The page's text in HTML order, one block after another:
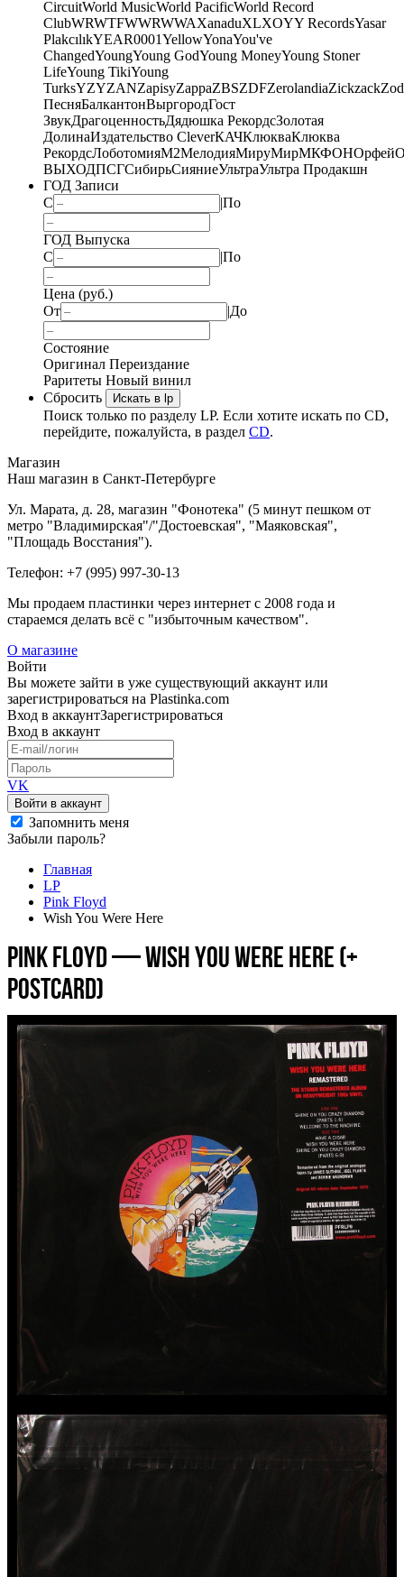
CircuitWorld MusicWorld PacificWorld Record
ClubWRWTFWWRWWAXanaduXLXOYY RecordsYasar
PlakcılıkYEAR0001YellowYonaYou've
ChangedYoungYoung GodYoung MoneyYoung Stoner
LifeYoung TikiYoung
TurksYZYZANZapisyZappaZBSZDFZerolandiaZickzack
ПесняБалкантонВыргородГост
ЗвукДрагоценностьДядюшка РекордсЗолотая
ДолинаИздательство CleverКАЧКлюкваКлюква
РекордсЛоботомияМ2МелодияМируМирМКФОНОрфей
ВЫХОДПСГСибирьСияниеУльтраУльтра Продакшн
ГОД Записи
С
|По
ГОД Выпуска
С
|По
Цена (руб.)
От
|До
Состояние
Оригинал Переиздание
Раритеты Новый винил
Сбросить
Искать в lp
Поиск только по разделу LP. Если хотите искать по CD,
перейдите, пожалуйста, в раздел CD.
Магазин
Наш магазин в Санкт-Петербурге
Ул. Марата, д. 28, магазин "Фонотека" (5 минут пешком от
метро "Владимирская"/"Достоевская", "Маяковская",
"Площадь Восстания").
Телефон: +7 (995) 997-30-13
Мы продаем пластинки через интернет c 2008 года и
стараемся делать всё с "избыточным качеством".
О магазине
Войти
Вы можете зайти в уже существующий аккаунт или
зарегистрироваться на Plastinka.com
Вход в аккаунтЗарегистрироваться
Вход в аккаунт
VK
Войти в аккаунт
Запомнить меня
Забыли пароль?
Главная
LP
Pink Floyd
Wish You Were Here
Pink Floyd — Wish You Were Here (+
postcard)